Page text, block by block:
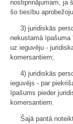
nostiprinājumam, ja
šo tiesību
3) juridiskās
nekustamā
uz ieguvēju -
komersantiem;
4) juridiskās
ieguvējs - par
īpašums pieder
komersantiem.
Šajā pantā